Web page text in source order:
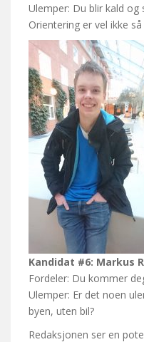
Ulemper: Du blir kald og
Orientering er vel ikke
Kandidat #6: Markus
Fordeler: Du kommer
Ulemper: Er det noen
byen, uten bil?
Redaksjonen ser en